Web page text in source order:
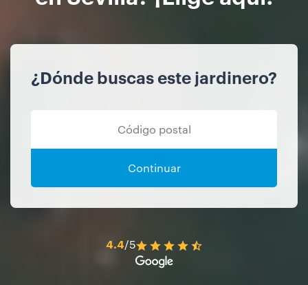
¿Dónde buscas este jardinero?
Continuar
4.4/5